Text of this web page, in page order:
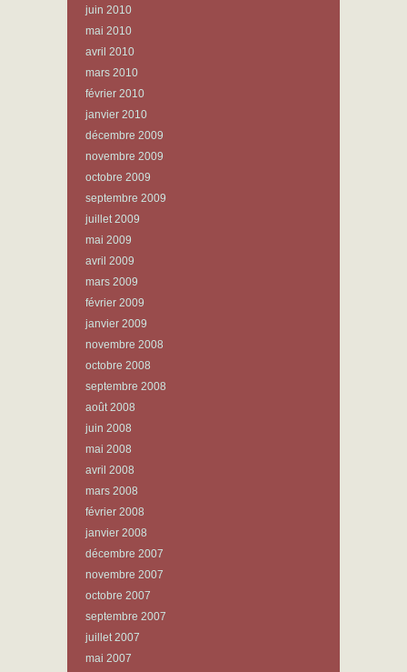
juin 2010
mai 2010
avril 2010
mars 2010
février 2010
janvier 2010
décembre 2009
novembre 2009
octobre 2009
septembre 2009
juillet 2009
mai 2009
avril 2009
mars 2009
février 2009
janvier 2009
novembre 2008
octobre 2008
septembre 2008
août 2008
juin 2008
mai 2008
avril 2008
mars 2008
février 2008
janvier 2008
décembre 2007
novembre 2007
octobre 2007
septembre 2007
juillet 2007
mai 2007